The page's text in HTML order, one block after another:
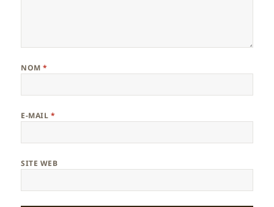
NOM*
E-MAIL *
SITE WEB